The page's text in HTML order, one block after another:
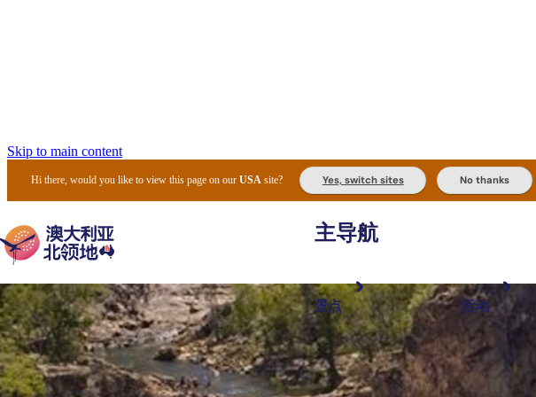
Skip to main content
Hi there, would you like to view this page on ourUSA site? Yes, switch sites No thanks
主导航
景点
最受欢迎目的地
活动
体验
规划和预订